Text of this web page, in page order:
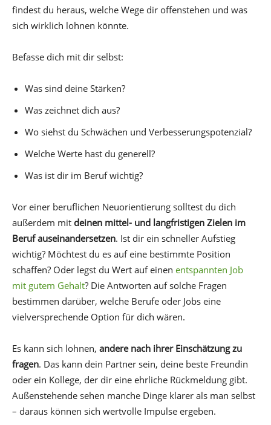
findest du heraus, welche Wege dir offenstehen und was
sich wirklich lohnen könnte.
Befasse dich mit dir selbst:
Was sind deine Stärken?
Was zeichnet dich aus?
Wo siehst du Schwächen und Verbesserungspotenzial?
Welche Werte hast du generell?
Was ist dir im Beruf wichtig?
Vor einer beruflichen Neuorientierung solltest du dich
außerdem mit deinen mittel- und langfristigen Zielen im
Beruf auseinandersetzen. Ist dir ein schneller Aufstieg
wichtig? Möchtest du es auf eine bestimmte Position
schaffen? Oder legst du Wert auf einen entspannten Job
mit gutem Gehalt? Die Antworten auf solche Fragen
bestimmen darüber, welche Berufe oder Jobs eine
vielversprechende Option für dich wären.
Es kann sich lohnen, andere nach ihrer Einschätzung zu
fragen. Das kann dein Partner sein, deine beste Freundin
oder ein Kollege, der dir eine ehrliche Rückmeldung gibt.
Außenstehende sehen manche Dinge klarer als man selbst
– daraus können sich wertvolle Impulse ergeben.